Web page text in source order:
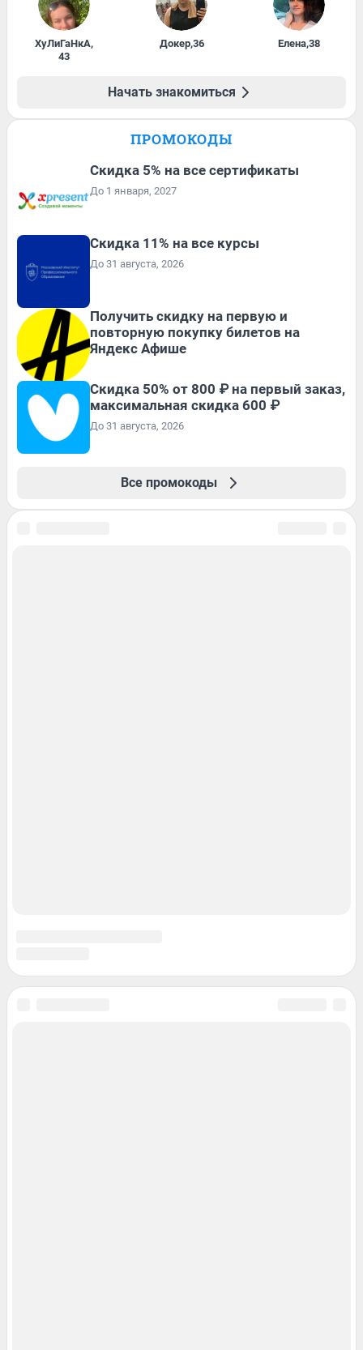
ХуЛиГаНкА,
43
Докер,36 Елена,38
Начать знакомиться
ПРОМОКОДЫ
Скидка 5% на все сертификаты
До 1 января, 2027
Скидка 11% на все курсы
До 31 августа, 2026
Получить скидку на первую и
повторную покупку билетов на
Яндекс Афише
Скидка 50% от 800 ₽ на первый заказ,
максимальная скидка 600 ₽
До 31 августа, 2026
Все промокоды